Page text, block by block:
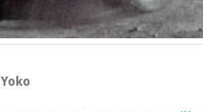
Yoko